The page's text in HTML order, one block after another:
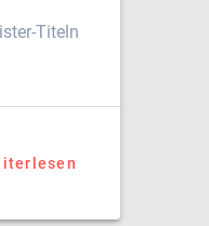
Titeln
Club
Theme